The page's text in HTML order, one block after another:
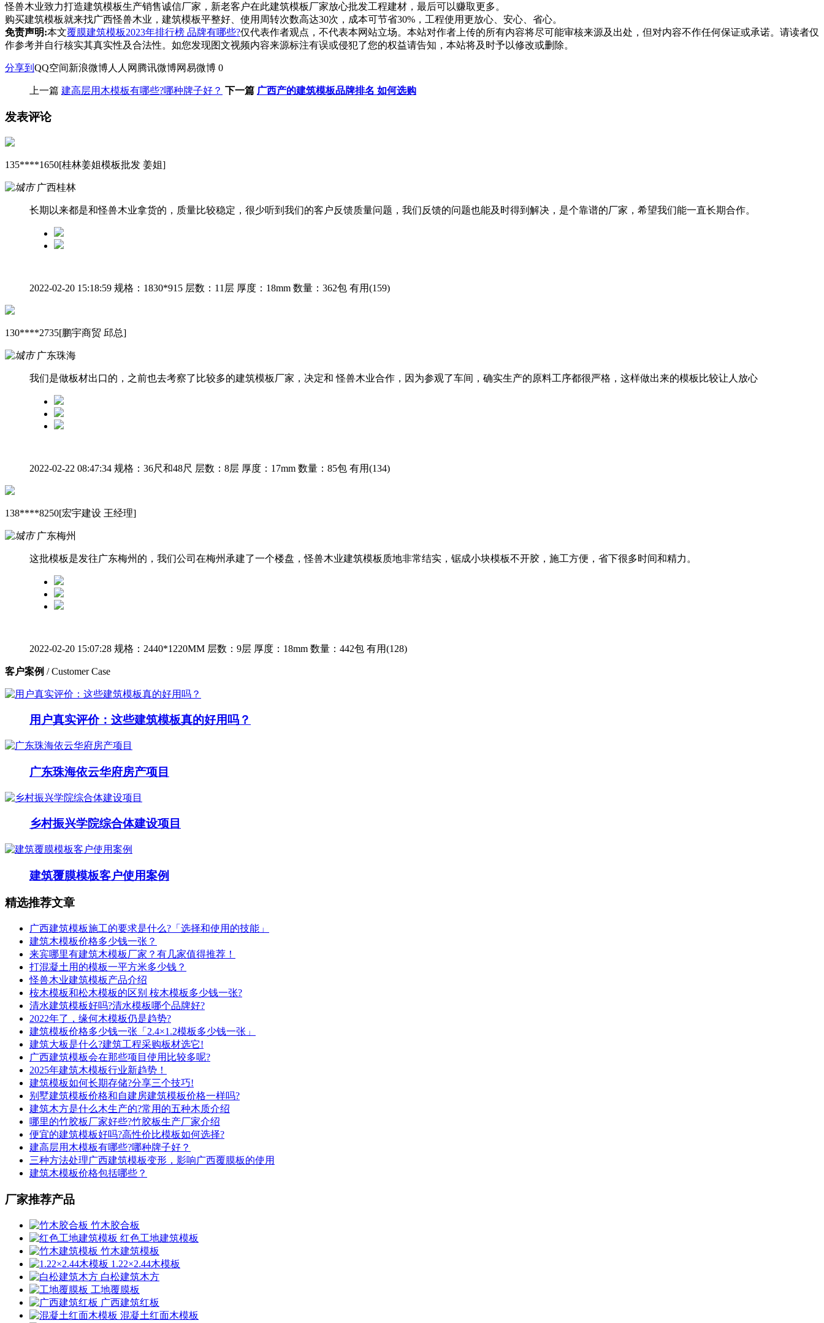
怪兽木业致力打造建筑模板生产销售诚信厂家，新老客户在此建筑模板厂家放心批发工程建材，最后可以赚取更多。
购买建筑模板就来找广西怪兽木业，建筑模板平整好、使用周转次数高达30次，成本可节省30%，工程使用更放心、安心、省心。
免责声明:本文覆膜建筑模板2023年排行榜 品牌有哪些?仅代表作者观点，不代表本网站立场。本站对作者上传的所有内容将尽可能审核来源及出处，但对内容不作任何保证或承诺。请读者仅
作参考并自行核实其真实性及合法性。如您发现图文视频内容来源标注有误或侵犯了您的权益请告知，本站将及时予以修改或删除。
分享到 QQ空间新浪微博人人网 腾讯微博网易微博 0
上一篇 建高层用木模板有哪些?哪种牌子好？ 下一篇 广西产的建筑模板品牌排名 如何选购
发表评论
135****1650[桂林姜姐模板批发 姜姐]
广西桂林
长期以来都是和怪兽木业拿货的，质量比较稳定，很少听到我们的客户反馈质量问题，我们反馈的问题也能及时得到解决，是个靠谱的厂家，希望我们能一直长期合作。
2022-02-20 15:18:59 规格：1830*915 层数：11层 厚度：18mm 数量：362包 有用(159)
130****2735[鹏宇商贸 邱总]
广东珠海
我们是做板材出口的，之前也去考察了比较多的建筑模板厂家，决定和 怪兽木业合作，因为参观了车间，确实生产的原料工序都很严格，这样做出来的模板比较让人放心
2022-02-22 08:47:34 规格：36尺和48尺 层数：8层 厚度：17mm 数量：85包 有用(134)
138****8250[宏宇建设 王经理]
广东梅州
这批模板是发往广东梅州的，我们公司在梅州承建了一个楼盘，怪兽木业建筑模板质地非常结实，锯成小块模板不开胶，施工方便，省下很多时间和精力。
2022-02-20 15:07:28 规格：2440*1220MM 层数：9层 厚度：18mm 数量：442包 有用(128)
客户案例 / Customer Case
用户真实评价：这些建筑模板真的好用吗？
广东珠海依云华府房产项目
乡村振兴学院综合体建设项目
建筑覆膜模板客户使用案例
精选推荐文章
广西建筑模板施工的要求是什么?「选择和使用的技能」
建筑木模板价格多少钱一张？
来宾哪里有建筑木模板厂家？有几家值得推荐！
打混凝土用的模板一平方米多少钱？
怪兽木业建筑模板产品介绍
桉木模板和松木模板的区别 桉木模板多少钱一张?
清水建筑模板好吗?清水模板哪个品牌好?
2022年了，缘何木模板仍是趋势?
建筑模板价格多少钱一张「2.4×1.2模板多少钱一张」
建筑大板是什么?建筑工程采购板材选它!
广西建筑模板会在那些项目使用比较多呢?
2025年建筑木模板行业新趋势！
建筑模板如何长期存储?分享三个技巧!
别墅建筑模板价格和自建房建筑模板价格一样吗?
建筑木方是什么木生产的?常用的五种木质介绍
哪里的竹胶板厂家好些?竹胶板生产厂家介绍
便宜的建筑模板好吗?高性价比模板如何选择?
建高层用木模板有哪些?哪种牌子好？
三种方法处理广西建筑模板变形，影响广西覆膜板的使用
建筑木模板价格包括哪些？
厂家推荐产品
竹木胶合板
红色工地建筑模板
竹木建筑模板
1.22×2.44木模板
白松建筑木方
工地覆膜板
广西建筑红板
混凝土红面木模板